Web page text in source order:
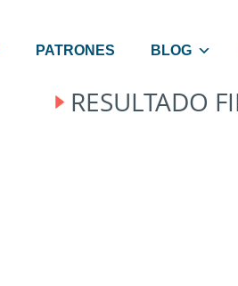
PATRONES BLOG
RESULTADO